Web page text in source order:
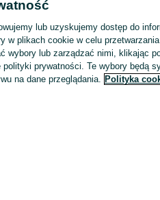
lub uzyskujemy dostęp do
w plikach cookie w celu
wybory lub zarządzać nimi, klikając
prywatności. Te wybory będą
na dane przeglądania. Polityka